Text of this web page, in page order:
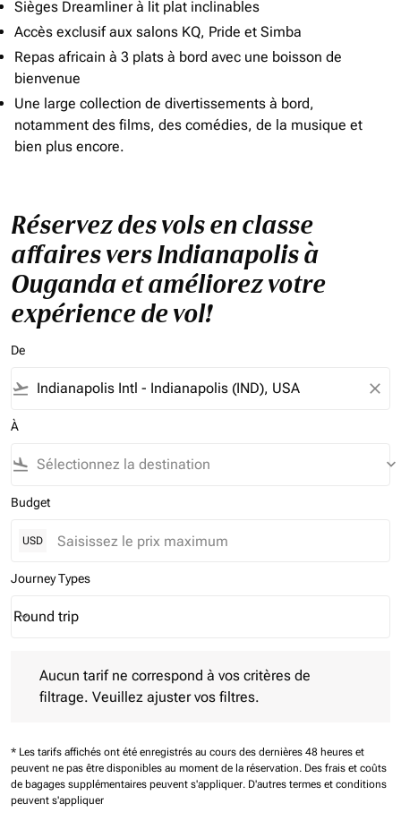
Sièges Dreamliner à lit plat inclinables
Accès exclusif aux salons KQ, Pride et Simba
Repas africain à 3 plats à bord avec une boisson de
bienvenue
Une large collection de divertissements à bord,
notamment des films, des comédies, de la musique et
bien plus encore.
Réservez des vols en classe
affaires vers Indianapolis à
Ouganda et améliorez votre
expérience de vol!
De
flight_takeoff close
À
flight_land keyboard_arrow_down
Budget
USD
Journey Types
Journey Types option Round trip Selected
Round trip
keyboard_arrow_down
Aucun tarif ne correspond à vos critères de
filtrage. Veuillez ajuster vos filtres.
* Les tarifs affichés ont été enregistrés au cours des dernières 48 heures et
peuvent ne pas être disponibles au moment de la réservation. Des frais et coûts
de bagages supplémentaires peuvent s'appliquer. D'autres termes et conditions
peuvent s'appliquer